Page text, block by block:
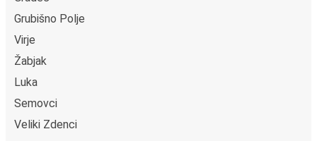
Grubišno Polje
Virje
Žabjak
Luka
Semovci
Veliki Zdenci